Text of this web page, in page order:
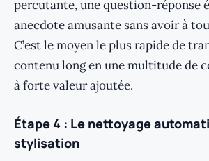
percutante, une question-réponse
anecdote amusante sans avoir à
C’est le moyen le plus rapide de
contenu long en une multitude de
à forte valeur ajoutée.
Étape 4 : Le nettoyage
stylisation